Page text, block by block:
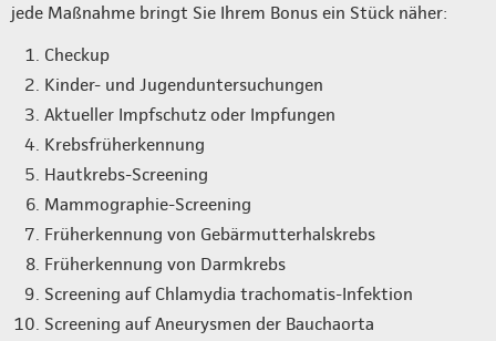
jede Maßnahme bringt Sie Ihrem Bonus ein Stück näher:
Checkup
Kinder- und Jugenduntersuchungen
Aktueller Impfschutz oder Impfungen
Krebsfrüherkennung
Hautkrebs-Screening
Mammographie-Screening
Früherkennung von Gebärmutterhalskrebs
Früherkennung von Darmkrebs
Screening auf Chlamydia trachomatis-Infektion
Screening auf Aneurysmen der Bauchaorta